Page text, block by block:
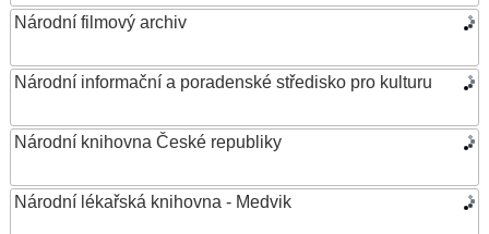
Národní filmový archiv
Národní informační a poradenské středisko pro kulturu
Národní knihovna České republiky
Národní lékařská knihovna - Medvik